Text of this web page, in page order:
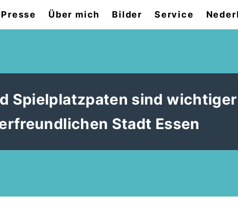
Presse Über mich Bilder Service
Spielplatzpaten sind wichtiger
Stadt Essen